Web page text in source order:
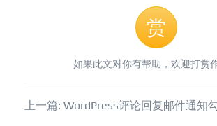
赏
如果此文对你有帮助，欢迎打赏作
上一篇: WordPress评论回复邮件通知